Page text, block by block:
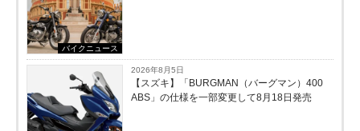
バイクニュース
2026年8月5日
【スズキ】「BURGMAN（バーグマン）400
ABS」の仕様を一部変更して8月18日発売